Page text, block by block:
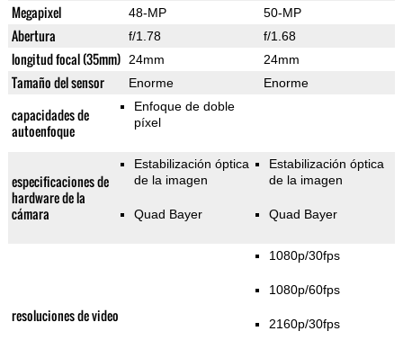
Megapixel 48-MP 50-MP
Abertura f/1.78 f/1.68
longitud focal (35mm) 24mm 24mm
Tamaño del sensor Enorme Enorme
capacidades de
autoenfoque
Enfoque de doble
píxel
especificaciones de
hardware de la
cámara
Estabilización óptica
de la imagen
Quad Bayer
Estabilización óptica
de la imagen
Quad Bayer
resoluciones de video
1080p/30fps
1080p/60fps
2160p/30fps